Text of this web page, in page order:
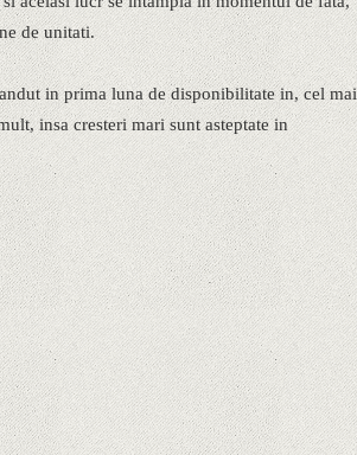
de unitati.
in prima luna de disponibilitate in, cel mai
insa cresteri mari sunt asteptate in